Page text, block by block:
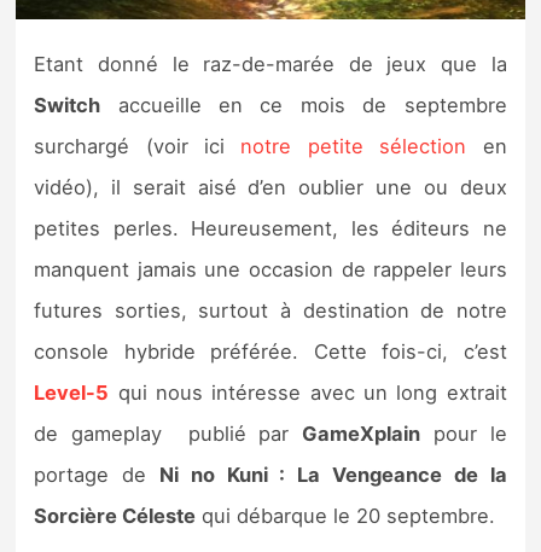
Tests et previews
Tests de jeux
Tests d’accessoires
Autres tests
Previews
Précommandes
Précommandes jeux Switch 2
Sorties de jeux
Etant donné le raz-de-marée de jeux que la
Switch accueille en ce mois de septembre
surchargé (voir ici notre petite sélection en
vidéo), il serait aisé d’en oublier une ou deux
petites perles. Heureusement, les éditeurs ne
manquent jamais une occasion de rappeler leurs
futures sorties, surtout à destination de notre
console hybride préférée. Cette fois-ci, c’est
Level-5 qui nous intéresse avec un long extrait
de gameplay publié par GameXplain pour le
portage de Ni no Kuni : La Vengeance de la
Sorcière Céleste qui débarque le 20 septembre.